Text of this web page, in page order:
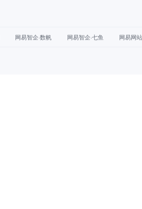
网易智企·数帆 网易智企·七鱼 网易网